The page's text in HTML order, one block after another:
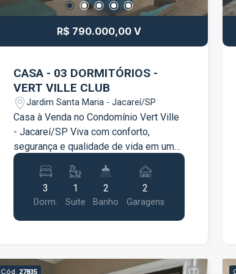
comodidade para clientes e
conheça este excelente espaço
R$ 790.000,00 V
CASA - 03 DORMITÓRIOS -
VERT VILLE CLUB
Jardim Santa Maria - Jacareí/SP
Casa à Venda no Condomínio Vert Ville
- Jacareí/SP Viva com conforto,
segurança e qualidade de vida em um
dos condomínios mais desejados de
Jacareí! Esta excelente residência foi
projetada para oferecer ambientes
amplos, funcionais e perfeitos para
toda a família. Características do
Cozinha planejada, moderna e funcional
3
Dorm.
1
Suite
2
Banho
2
Garagens
Cód. 27835